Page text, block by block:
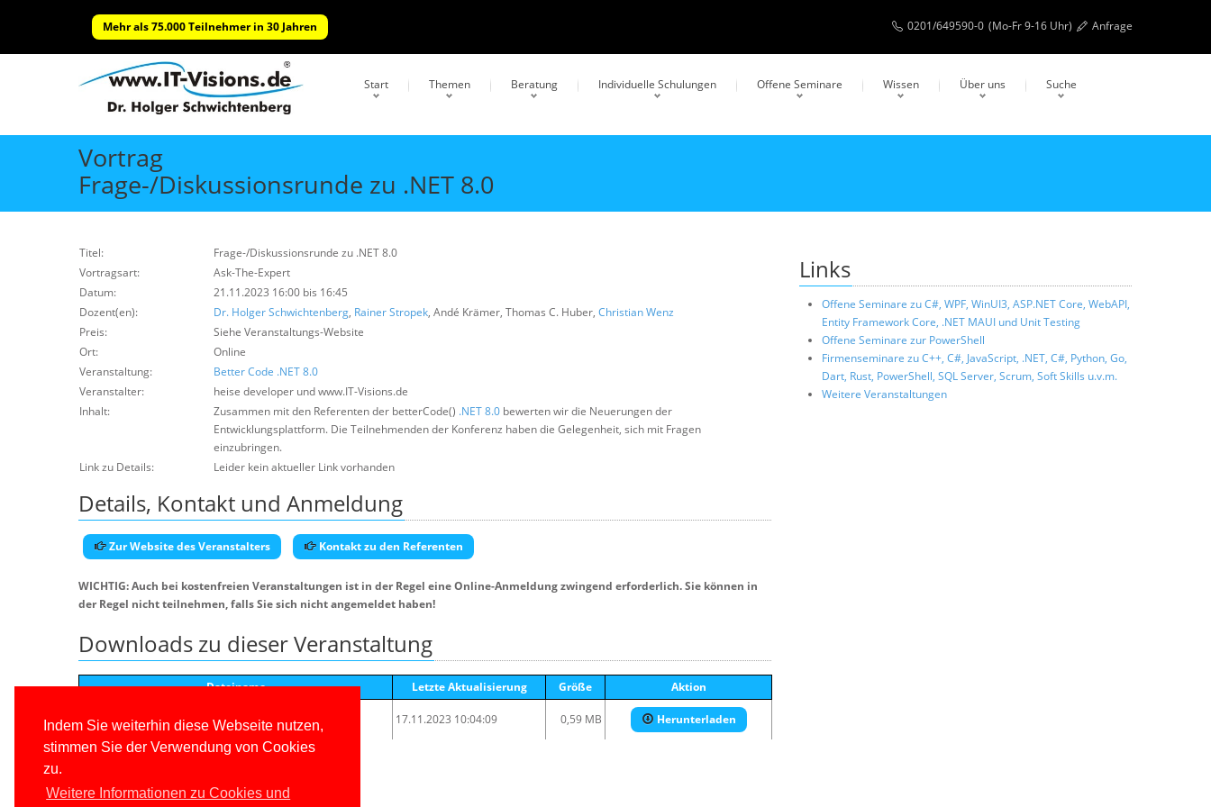
Indem Sie weiterhin diese Webseite nutzen,
stimmen Sie der Verwendung von Cookies
zu.
Weitere Informationen zu Cookies und
Mehr als 75.000 Teilnehmer in 30 Jahren 0201/649590-0 (Mo-Fr 9-16 Uhr) Anfrage
Start Themen Beratung Individuelle Schulungen Offene Seminare Wissen Über uns Suche
Vortrag
Frage-/Diskussionsrunde zu .NET 8.0
Titel:
Frage-/Diskussionsrunde zu .NET 8.0
Vortragsart:
Ask-The-Expert
Datum:
21.11.2023 16:00 bis 16:45
Dozent(en):
Dr. Holger Schwichtenberg, Rainer Stropek, Andé Krämer, Thomas C. Huber, Christian Wenz
Preis:
Siehe Veranstaltungs-Website
Ort:
Online
Veranstaltung:
Better Code .NET 8.0
Veranstalter:
heise developer und www.IT-Visions.de
Inhalt:
Zusammen mit den Referenten der betterCode() .NET 8.0 bewerten wir die Neuerungen der
Entwicklungsplattform. Die Teilnehmenden der Konferenz haben die Gelegenheit, sich mit Fragen
einzubringen.
Link zu Details:
Leider kein aktueller Link vorhanden
Details, Kontakt und Anmeldung
Zur Website des Veranstalters Kontakt zu den Referenten
WICHTIG: Auch bei kostenfreien Veranstaltungen ist in der Regel eine Online-Anmeldung zwingend erforderlich. Sie können in
der Regel nicht teilnehmen, falls Sie sich nicht angemeldet haben!
Downloads zu dieser Veranstaltung
Dateiname Letzte Aktualisierung Größe Aktion
BetterCodeNET8_FrageDiskussionsrunde.pdf.zip 17.11.2023 10:04:09 0,59 MB Herunterladen
Links
Offene Seminare zu C#, WPF, WinUI3, ASP.NET Core, WebAPI,
Entity Framework Core, .NET MAUI und Unit Testing
Offene Seminare zur PowerShell
Firmenseminare zu C++, C#, JavaScript, .NET, C#, Python, Go,
Dart, Rust, PowerShell, SQL Server, Scrum, Soft Skills u.v.m.
Weitere Veranstaltungen